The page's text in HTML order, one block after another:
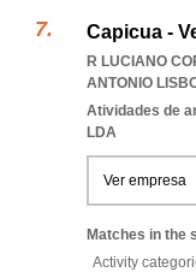
Capicua -
R LUCIANO
ANTONIO
Atividades de
LDA
Ver empresa
Matches in the
Activity